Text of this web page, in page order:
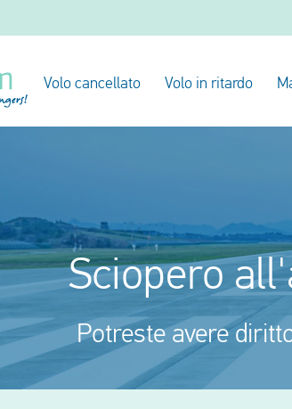
Volo cancellato Volo in ritardo
Sciopero
Potreste avere